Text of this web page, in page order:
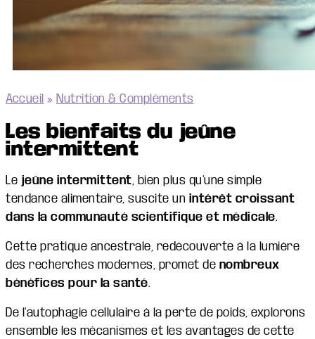
Accueil » Nutrition & Compléments
Les bienfaits du jeûne
intermittent
Le jeûne intermittent, bien plus qu’une simple
tendance alimentaire, suscite un intérêt croissant
dans la communauté scientifique et médicale.
Cette pratique ancestrale, redécouverte à la lumière
des recherches modernes, promet de nombreux
bénéfices pour la santé.
De l’autophagie cellulaire à la perte de poids, explorons
ensemble les mécanismes et les avantages de cette